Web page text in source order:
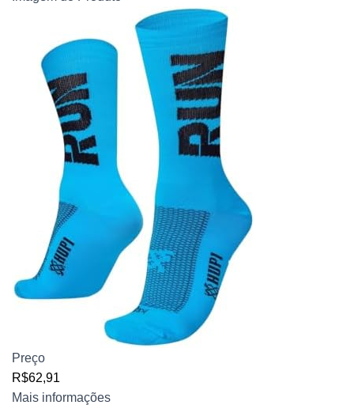
Preço
R$62,91
Mais informações